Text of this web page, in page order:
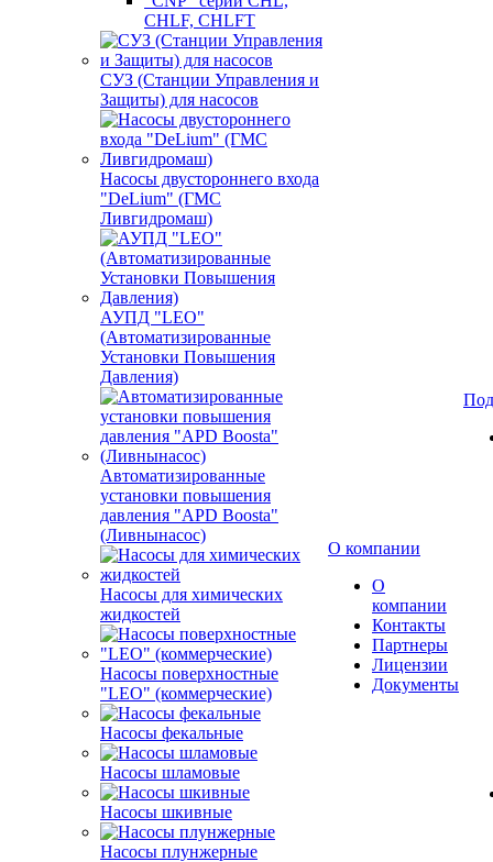
CHLF, CHLFT
СУЗ (Станции Управления и
Защиты) для насосов
Насосы двустороннего входа
"DeLium" (ГМС
Ливгидромаш)
АУПД "LEO"
(Автоматизированные
Установки Повышения
Давления)
Автоматизированные
установки повышения
давления "APD Boosta"
(Ливнынасос)
Насосы для химических
жидкостей
Насосы поверхностные
"LEO" (коммерческие)
Насосы фекальные
Насосы шламовые
Насосы шкивные
Насосы плунжерные
О компании
О
компании
Контакты
Партнеры
Лицензии
Документы